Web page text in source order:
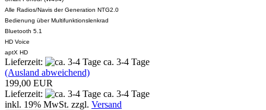
Alle Radios/Navis der Generation NTG2.0
Bedienung über Multifunktionslenkrad
Bluetooth 5.1
HD Voice
aptX HD
Lieferzeit:
ca. 3-4 Tage
(Ausland abweichend)
199,00 EUR
Lieferzeit:
ca. 3-4 Tage
inkl. 19% MwSt. zzgl. Versand